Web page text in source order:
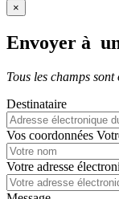
×
Envoyer à
Tous les champs
Destinataire
Vos coordonnées
Votre adresse